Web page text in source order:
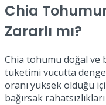
Chia
Zararlı mı?
Chia tohumu doğal ve
tüketimi vücutta
oranı yüksek olduğu
bağırsak